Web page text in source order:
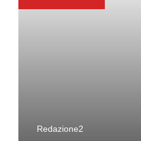
Redazione2